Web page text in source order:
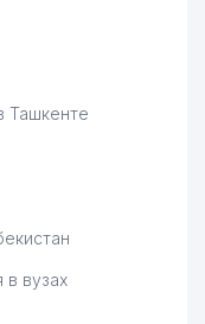
283 м
284 м
Ташкенте
в вузах